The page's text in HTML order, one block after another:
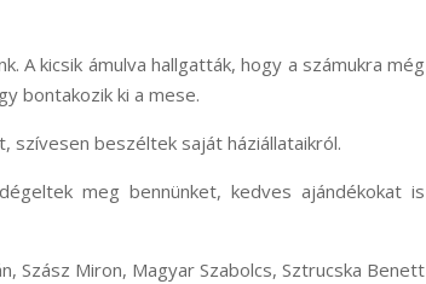
A kicsik ámulva hallgatták, hogy a számukra még
bontakozik ki a mese.
szívesen beszéltek saját háziállataikról.
meg bennünket, kedves ajándékokat is
Szász Miron, Magyar Szabolcs, Sztrucska Benett